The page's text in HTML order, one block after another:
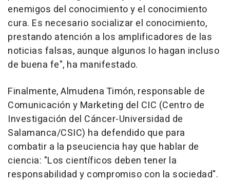
enemigos del conocimiento y el conocimiento
cura. Es necesario socializar el conocimiento,
prestando atención a los amplificadores de las
noticias falsas, aunque algunos lo hagan incluso
de buena fe", ha manifestado.
Finalmente, Almudena Timón, responsable de
Comunicación y Marketing del CIC (Centro de
Investigación del Cáncer-Universidad de
Salamanca/CSIC) ha defendido que para
combatir a la pseuciencia hay que hablar de
ciencia: "Los científicos deben tener la
responsabilidad y compromiso con la sociedad".